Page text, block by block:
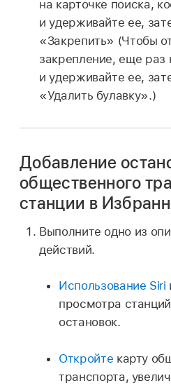
на карточке поиска,
и удерживайте ее,
«Закрепить» (Чтобы
закрепление, еще раз
и удерживайте ее,
«Удалить булавку».)
Добавление
общественного
станции в
Выполните одно из
действий.
Использование Siri
просмотра
остановок.
Откройте карту
транспорта,